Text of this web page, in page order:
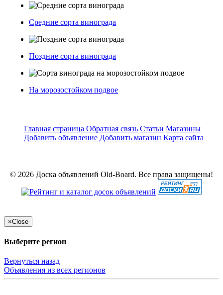
Средние сорта винограда
Поздние сорта винограда
На морозостойком подвое
Главная страница Обратная связь Статьи Магазины
Добавить объявление Добавить магазин Карта сайта
© 2026 Доска объявлений Old-Board. Все права защищены!
×Close
Выберите регион
Вернуться назад
Объявления из всех регионов